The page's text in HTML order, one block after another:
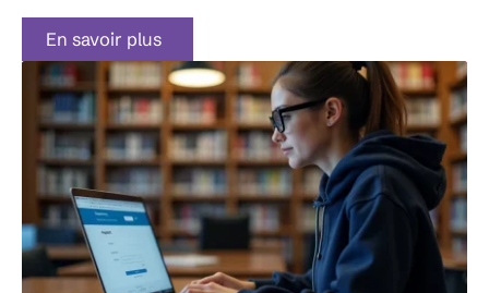
En savoir plus